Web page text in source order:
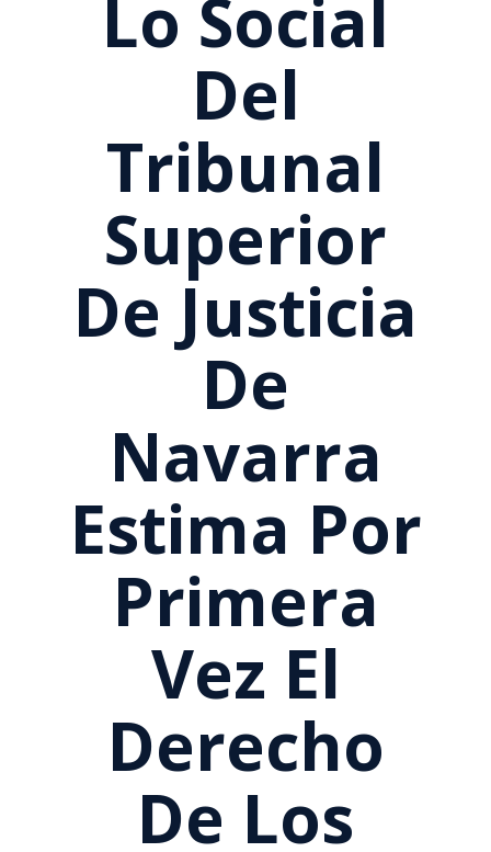
Lo Social
Del
Tribunal
Superior
De Justicia
De
Navarra
Estima Por
Primera
Vez El
Derecho
De Los